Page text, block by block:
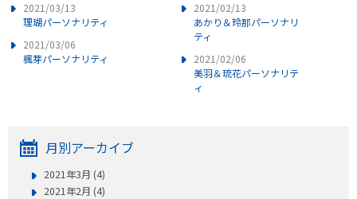
2021/03/13
理瑚パーソナリティ
2021/03/06
楓芽パーソナリティ
2021/02/13
あかり＆玲那パーソナリ
ティ
2021/02/06
美羽＆琉花パーソナリテ
ィ
月別アーカイブ
2021年3月 (4)
2021年2月 (4)